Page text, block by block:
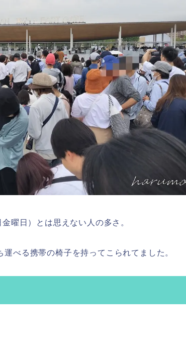
曜日）とは思えない人の多さ。
べる携帯の椅子を持ってこられてました。